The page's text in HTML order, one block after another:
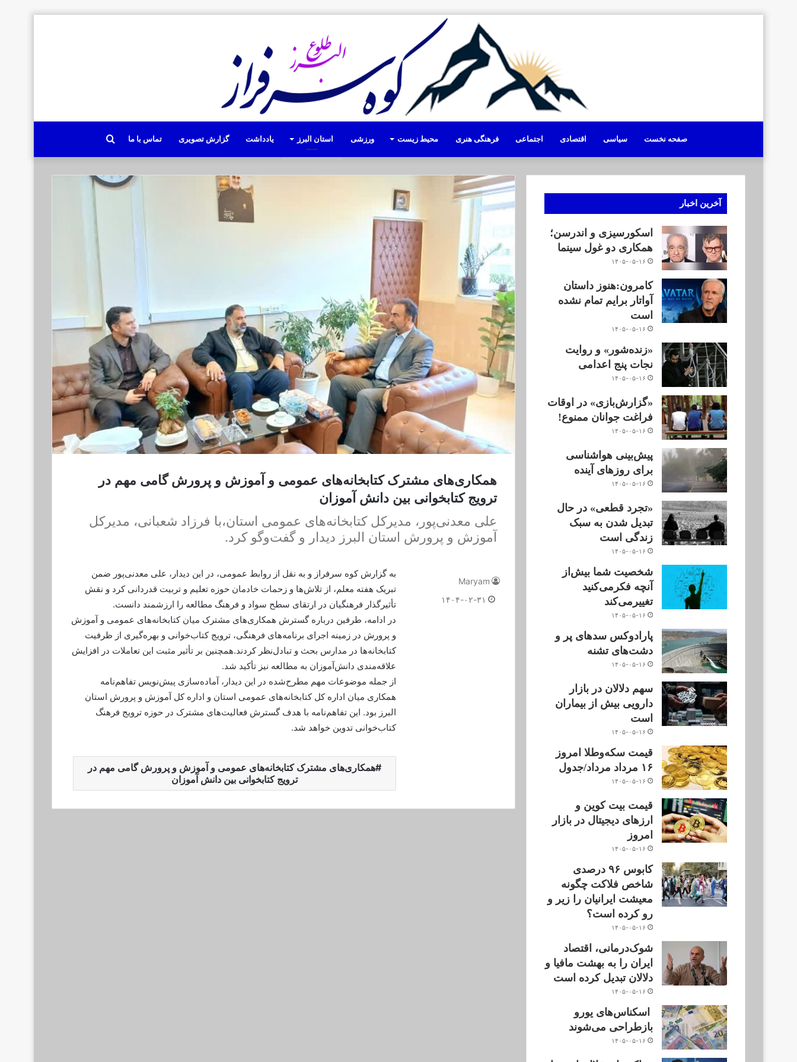
صفحه نخست سیاسی اقتصادی اجتماعی فرهنگی هنری محیط زیست ورزشی استان البرز یادداشت گزارش تصویری تماس با ما جستجو
برای
همکاری‌های مشترک کتابخانه‌های عمومی و آموزش و پرورش گامی مهم در
ترویج کتابخوانی بین دانش آموزان
علی معدنی‌پور، مدیرکل کتابخانه‌های عمومی استان،با فرزاد شعبانی، مدیرکل
آموزش و پرورش استان البرز دیدار و گفت‌وگو کرد.
به گزارش کوه سرفراز و به نقل از روابط عمومی، در این دیدار، علی معدنی‌پور ضمن
تبریک هفته معلم، از تلاش‌ها و زحمات خادمان حوزه تعلیم و تربیت قدردانی کرد و نقش
تأثیرگذار فرهنگیان در ارتقای سطح سواد و فرهنگ مطالعه را ارزشمند دانست.
در ادامه، طرفین درباره گسترش همکاری‌های مشترک میان کتابخانه‌های عمومی و آموزش
و پرورش در زمینه اجرای برنامه‌های فرهنگی، ترویج کتاب‌خوانی و بهره‌گیری از ظرفیت
کتابخانه‌ها در مدارس بحث و تبادل‌نظر کردند.همچنین بر تأثیر مثبت این تعاملات در افزایش
علاقه‌مندی دانش‌آموزان به مطالعه نیز تأکید شد.
از جمله موضوعات مهم مطرح‌شده در این دیدار، آماده‌سازی پیش‌نویس تفاهم‌نامه
همکاری میان اداره کل کتابخانه‌های عمومی استان و اداره کل آموزش و پرورش استان
البرز بود. این تفاهم‌نامه با هدف گسترش فعالیت‌های مشترک در حوزه ترویج فرهنگ
کتاب‌خوانی تدوین خواهد شد.
همکاری‌های مشترک کتابخانه‌های عمومی و آموزش و پرورش گامی مهم در
ترویج کتابخوانی بین دانش آموزان
Maryam
۱۴۰۴-۰۲-۳۱
آخرین اخبار
اسکورسیزی و اندرسن؛
همکاری دو غول سینما
۱۴۰۵-۰۵-۱۶
کامرون:هنوز داستان
آواتار برایم تمام نشده
است
۱۴۰۵-۰۵-۱۶
«زنده‌شور» و روایت
نجات پنج اعدامی
۱۴۰۵-۰۵-۱۶
«گزارش‌بازی» در اوقات
فراغت جوانان ممنوع!
۱۴۰۵-۰۵-۱۶
پیش‌بینی هواشناسی
برای روزهای آینده
۱۴۰۵-۰۵-۱۶
«تجرد قطعی» در حال
تبدیل شدن به سبک
زندگی است
۱۴۰۵-۰۵-۱۶
شخصیت شما بیش‌از
آنچه فکر‌می‌کنید
تغییر‌می‌کند
۱۴۰۵-۰۵-۱۶
پارادوکس سدهای پر و
دشت‌های تشنه
۱۴۰۵-۰۵-۱۶
سهم دلالان در بازار
دارویی بیش از بیماران
است
۱۴۰۵-۰۵-۱۶
قیمت سکه‌و‌طلا‌ امروز
۱۶ مرداد مرداد/جدول
۱۴۰۵-۰۵-۱۶
قیمت بیت کوین و
ارز‌های دیجیتال در بازار
امروز
۱۴۰۵-۰۵-۱۶
کابوس ۹۶ درصدی
شاخص فلاکت چگونه
معیشت ایرانیان را زیر و
رو کرده است؟
۱۴۰۵-۰۵-۱۶
شوک‌درمانی، اقتصاد
ایران را به بهشت مافیا و
دلالان تبدیل کرده است
۱۴۰۵-۰۵-۱۶
اسکناس‌های یورو
بازطراحی می‌شوند
۱۴۰۵-۰۵-۱۶